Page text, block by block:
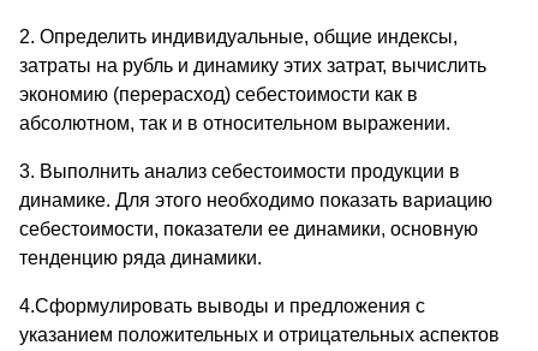
2. Определить индивидуальные, общие индексы,
затраты на рубль и динамику этих затрат, вычислить
экономию (перерасход) себестоимости как в
абсолютном, так и в относитель­ном выражении.
3. Выполнить анализ себестоимости продукции в
динамике. Для этого необходимо показать вариацию
себестоимости, показатели ее динамики, основную
тенденцию ряда динамики.
4.Сформулировать выводы и предложения с
указанием положи­тельных и отрицательных аспектов